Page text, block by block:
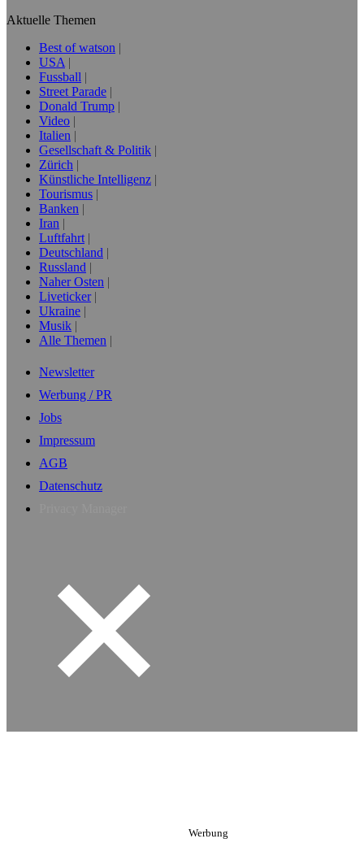
Aktuelle Themen
Best of watson
USA
Fussball
Street Parade
Donald Trump
Video
Italien
Gesellschaft & Politik
Zürich
Künstliche Intelligenz
Tourismus
Banken
Iran
Luftfahrt
Deutschland
Russland
Naher Osten
Liveticker
Ukraine
Musik
Alle Themen
Newsletter
Werbung / PR
Jobs
Impressum
AGB
Datenschutz